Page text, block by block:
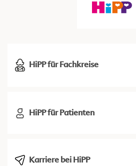
HiPP für Fachkreise
HiPP für Patienten
Karriere bei HiPP